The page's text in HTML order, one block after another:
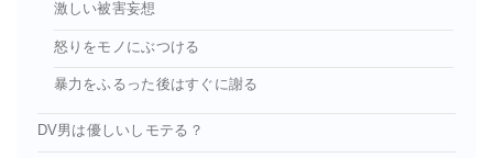
激しい被害妄想
怒りをモノにぶつける
暴力をふるった後はすぐに謝る
DV男は優しいしモテる？